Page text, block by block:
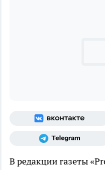
В редакции газеты